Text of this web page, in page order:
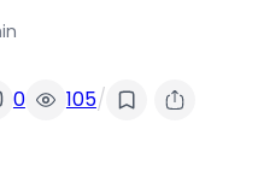
0 105/